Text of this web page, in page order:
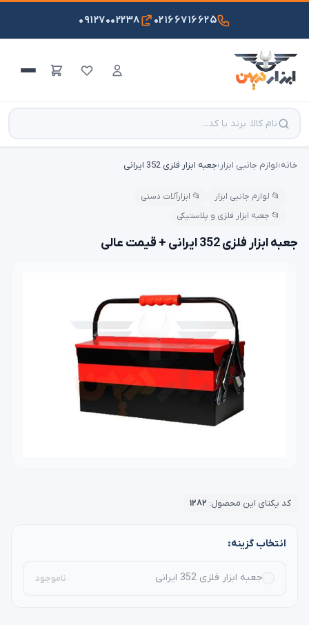
۰۲۱۶۶۷۱۶۶۲۵ ۰۹۱۲۷۰۰۲۲۳۸
خانه›لوازم جانبی ابزار›جعبه ابزار فلزی 352 ایرانی
📂 لوازم جانبی ابزار
📂 ابزارآلات دستی
📂 جعبه ابزار فلزی و پلاستیکی
جعبه ابزار فلزی 352 ایرانی + قیمت عالی
کد یکتای این محصول: ۱۲۸۲
انتخاب گزینه:
جعبه ابزار فلزی 352 ایرانی ناموجود